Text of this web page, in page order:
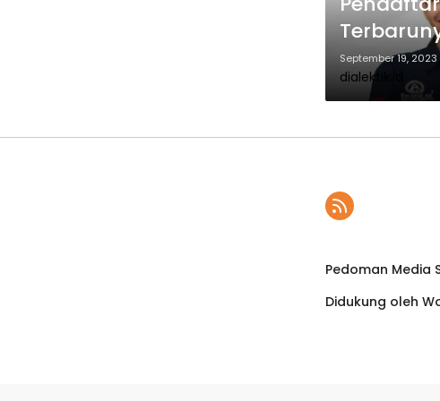
September 19, 2023
dialektik.id
Pedoman Media
Didukung oleh